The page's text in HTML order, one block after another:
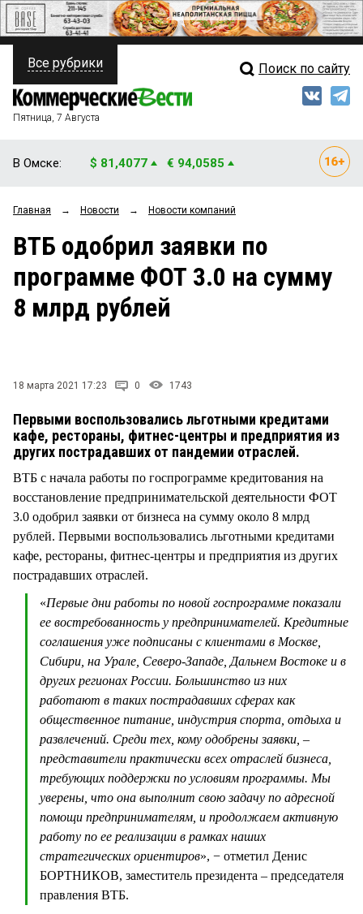
ПОЛИТИКА
ФИНАНСЫ
ОБЩЕСТВО
ЗАКОН
НОВОСТИ КОМПАНИЙ
Свежий выпуск
Мнения
Рейтинги
Блоги
Все рубрики Поиск по сайту
Пятница, 7 Августа
В Омске: $ 81,4077 € 94,0585
Главная → Новости → Новости компаний
ВТБ одобрил заявки по
программе ФОТ 3.0 на сумму
8 млрд рублей
18 марта 2021 17:23 0 1743
Первыми воспользовались льготными кредитами
кафе, рестораны, фитнес-центры и предприятия из
других пострадавших от пандемии отраслей.
ВТБ с начала работы по госпрограмме кредитования на
восстановление предпринимательской деятельности ФОТ
3.0 одобрил заявки от бизнеса на сумму около 8 млрд
рублей. Первыми воспользовались льготными кредитами
кафе, рестораны, фитнес-центры и предприятия из других
пострадавших отраслей.
«Первые дни работы по новой госпрограмме показали
ее востребованность у предпринимателей. Кредитные
соглашения уже подписаны с клиентами в Москве,
Сибири, на Урале, Северо-Западе, Дальнем Востоке и в
других регионах России. Большинство из них
работают в таких пострадавших сферах как
общественное питание, индустрия спорта, отдыха и
развлечений. Среди тех, кому одобрены заявки, –
представители практически всех отраслей бизнеса,
требующих поддержки по условиям программы. Мы
уверены, что она выполнит свою задачу по адресной
помощи предпринимателям, и продолжаем активную
работу по ее реализации в рамках наших
стратегических ориентиров», − отметил Денис
БОРТНИКОВ, заместитель президента – председателя
правления ВТБ.